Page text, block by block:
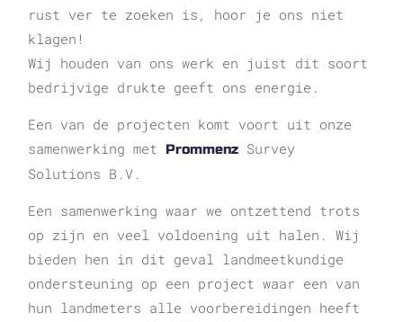
rust ver te zoeken is, hoor je ons niet
klagen!
Wij houden van ons werk en juist dit soort
bedrijvige drukte geeft ons energie.
Een van de projecten komt voort uit onze
samenwerking met Prommenz Survey
Solutions B.V.
Een samenwerking waar we ontzettend trots
op zijn en veel voldoening uit halen. Wij
bieden hen in dit geval landmeetkundige
ondersteuning op een project waar een van
hun landmeters alle voorbereidingen heeft